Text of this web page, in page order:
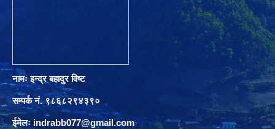
नामः इन्द्र बहादुर विष्ट
सम्पर्क नं. ९८६८२९४३९०
ईमेलः indrabb077@gmail.com